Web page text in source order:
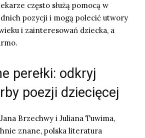
często służą pomocą w
pozycji i mogą polecić utwory
i zainteresowań dziecka, a
perełki: odkryj
poezji dziecięcej
Brzechwy i Juliana Tuwima,
znane, polska literatura